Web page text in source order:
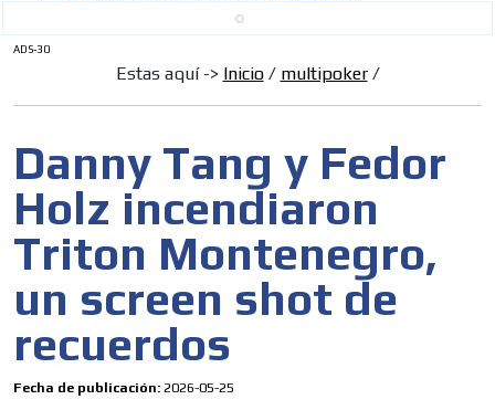
ADS-30
Estas aquí -> Inicio/ multipoker/
Danny Tang y Fedor
Holz incendiaron
Triton Montenegro,
un screen shot de
recuerdos
Fecha de publicación: 2026-05-25